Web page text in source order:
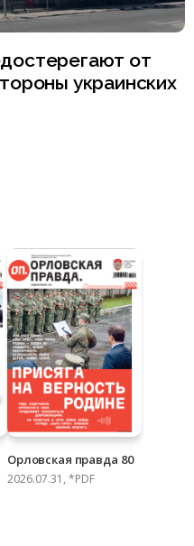
от
украинских
Орловская правда 80
2026.07.31, *PDF